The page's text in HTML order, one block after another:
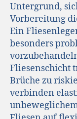
Untergrund,
Vorbereitung
Ein
besonders
Fliesenschicht
Brüche zu
verbinden